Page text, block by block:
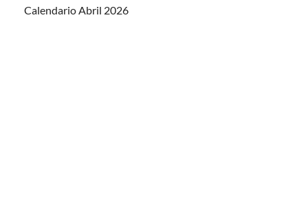
Calendario Abril 2026